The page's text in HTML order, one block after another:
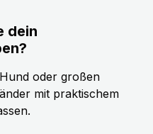
dein
oder großen
mit praktischem